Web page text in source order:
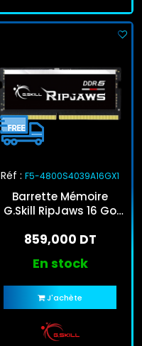
Réf : F5-4800S4039A16GX1
Barrette Mémoire
G.Skill RipJaws 16 Go
859,000 DT
En stock
J'achète